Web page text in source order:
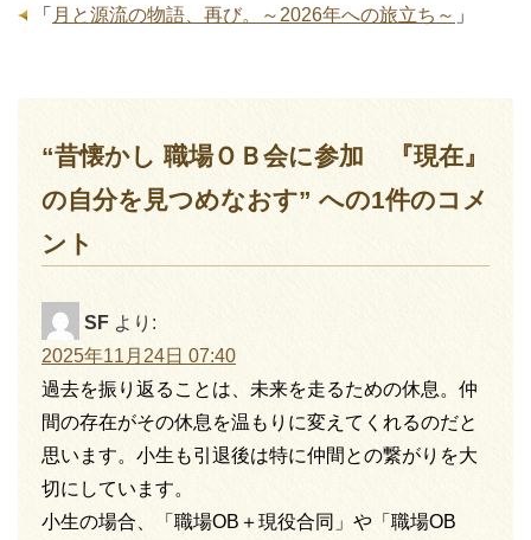
「 月と源流の物語、再び。～2026年への旅立ち～ 」
“昔懐かし 職場ＯＢ会に参加 『現在』
の自分を見つめなおす” への1件のコメ
ント
SF より:
2025年11月24日 07:40
過去を振り返ることは、未来を走るための休息。仲
間の存在がその休息を温もりに変えてくれるのだと
思います。小生も引退後は特に仲間との繋がりを大
切にしています。
小生の場合、「職場OB＋現役合同」や「職場OB